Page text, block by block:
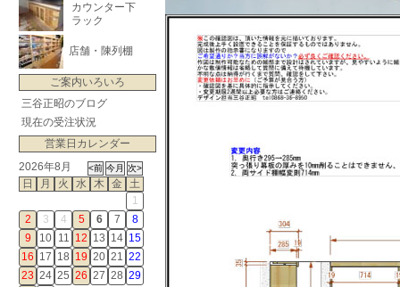
カウンター下
ラック
店舗・陳列棚
ご案内いろいろ
三谷正昭のブログ
現在の受注状況
営業日カレンダー
2026年8月
日
月 火 水 木 金
土
1
2
3 4 5 6 7
8
9
10 11 12 13 14 15
16 17 18 19 20 21 22
23 24 25 26 27 28 29